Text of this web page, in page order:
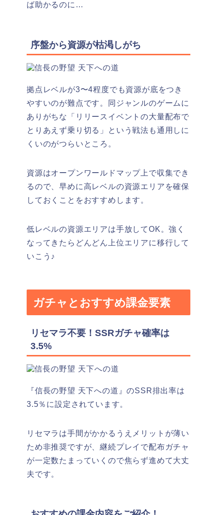
ば助かるのに…
序盤から資源が枯渇しがち
拠点レベルが3〜4程度でも資源が底をつき
やすいのが難点です。同ジャンルのゲームに
ありがちな「リリースイベントの大量配布で
とりあえず乗り切る」という戦法も通用しに
くいのがつらいところ。
資源はオープンワールドマップ上で収集でき
るので、早めに高レベルの資源エリアを確保
しておくことをおすすめします。
低レベルの資源エリアは手放してOK。強く
なってきたらどんどん上位エリアに移行して
いこう♪
ガチャとおすすめ課金要素
リセマラ不要！SSRガチャ確率は
3.5%
『信長の野望 天下への道』のSSR排出率は
3.5％に設定されています。
リセマラは手間がかかるうえメリットが薄い
ため非推奨ですが、継続プレイで配布ガチャ
が一定数たまっていくので焦らず進めて大丈
夫です。